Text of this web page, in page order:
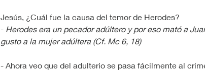
Jesús, ¿Cuál fue la causa del temor de Herodes?
- Herodes era un pecador adúltero y por eso mató a
gusto a la mujer adúltera (Cf. Mc 6, 18)
- Ahora veo que del adulterio se pasa fácilmente al